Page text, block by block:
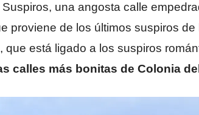
una angosta calle
proviene de los últimos suspiros
que está ligado a los suspiros
calles más bonitas de Colonia